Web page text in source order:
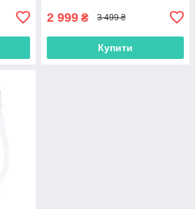
2 999 ₴ 3 499 ₴
Купити